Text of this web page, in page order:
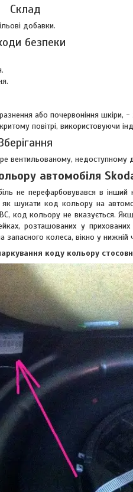
Склад
добавки.
безпеки
або почервоніння
повітрі, використовуючи
вентильованому, недоступному
автомобіля
не перефарбовувався в інший
шукати код кольору на
код кольору не вказується.
розташованих у
запасного колеса, вікно у
коду кольору